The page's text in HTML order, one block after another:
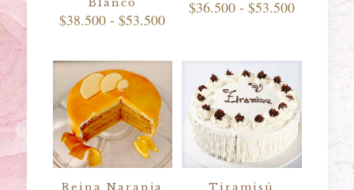
Blanco
$38.500 - $53.500Rango
desde
$38.500
hasta
$53.500
Valorado
con
$36.500 - $53.500Rango
$36.500
$53.500